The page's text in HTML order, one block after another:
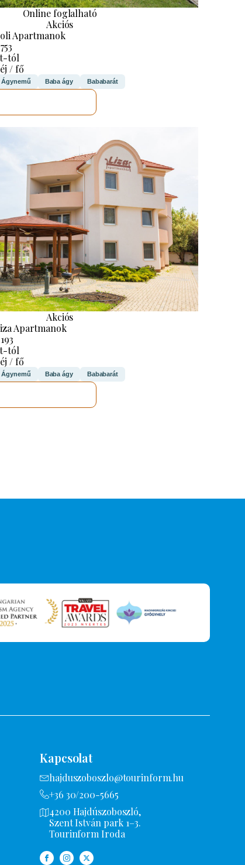
Online foglalható
Akciós
Apartmanok
tól
/ fő
Ágynemű Baba ágy Bababarát
Akciós
Apartmanok
tól
/ fő
Ágynemű Baba ágy Bababarát
Kapcsolat
hajduszoboszlo@tourinform.hu
+36 30/200-5665
4200 Hajdúszoboszló,
Szent István park 1–3.
Tourinform Iroda